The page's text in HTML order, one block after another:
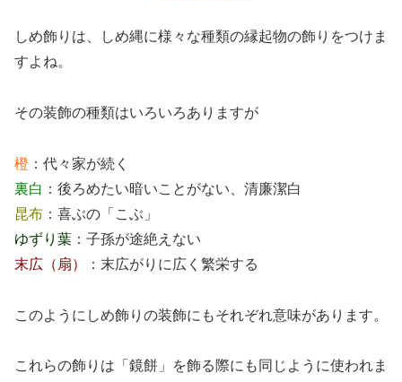
しめ飾りは、しめ縄に様々な種類の縁起物の飾りをつけま
すよね。
その装飾の種類はいろいろありますが
橙 ：代々家が続く
裏白 ：後ろめたい暗いことがない、清廉潔白
昆布 ：喜ぶの「こぶ」
ゆずり葉 ：子孫が途絶えない
末広（扇）
：末広がりに広く繁栄する
このようにしめ飾りの装飾にもそれぞれ意味があります。
これらの飾りは「鏡餅」を飾る際にも同じように使われま